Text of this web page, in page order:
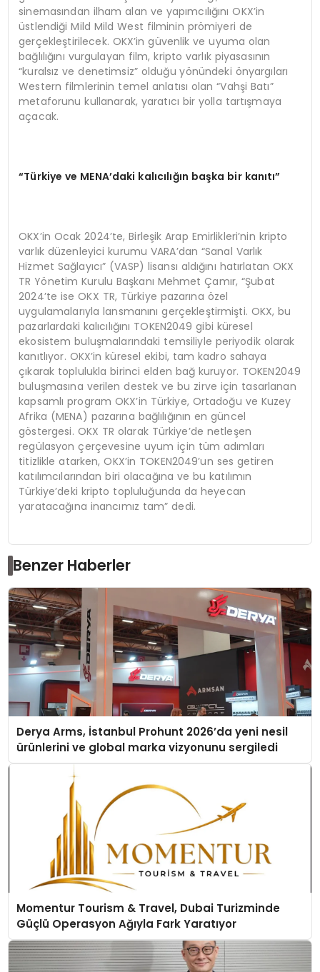
sinemasından ilham alan ve yapımcılığını OKX’in
üstlendiği Mild Mild West filminin prömiyeri de
gerçekleştirilecek. OKX’in güvenlik ve uyuma olan
bağlılığını vurgulayan film, kripto varlık piyasasının
“kuralsız ve denetimsiz” olduğu yönündeki önyargıları
Western filmlerinin temel anlatısı olan “Vahşi Batı”
metaforunu kullanarak, yaratıcı bir yolla tartışmaya
açacak.
“Türkiye ve MENA’daki kalıcılığın başka bir kanıtı”
OKX’in Ocak 2024’te, Birleşik Arap Emirlikleri’nin kripto
varlık düzenleyici kurumu VARA’dan “Sanal Varlık
Hizmet Sağlayıcı” (VASP) lisansı aldığını hatırlatan OKX
TR Yönetim Kurulu Başkanı Mehmet Çamır, “Şubat
2024’te ise OKX TR, Türkiye pazarına özel
uygulamalarıyla lansmanını gerçekleştirmişti. OKX, bu
pazarlardaki kalıcılığını TOKEN2049 gibi küresel
ekosistem buluşmalarındaki temsiliyle periyodik olarak
kanıtlıyor. OKX’in küresel ekibi, tam kadro sahaya
çıkarak toplulukla birinci elden bağ kuruyor. TOKEN2049
buluşmasına verilen destek ve bu zirve için tasarlanan
kapsamlı program OKX’in Türkiye, Ortadoğu ve Kuzey
Afrika (MENA) pazarına bağlılığının en güncel
göstergesi. OKX TR olarak Türkiye’de netleşen
regülasyon çerçevesine uyum için tüm adımları
titizlikle atarken, OKX’in TOKEN2049’un ses getiren
katılımcılarından biri olacağına ve bu katılımın
Türkiye’deki kripto topluluğunda da heyecan
yaratacağına inancımız tam” dedi.
Benzer Haberler
Derya Arms, İstanbul Prohunt 2026’da yeni nesil
ürünlerini ve global marka vizyonunu sergiledi
Momentur Tourism & Travel, Dubai Turizminde
Güçlü Operasyon Ağıyla Fark Yaratıyor